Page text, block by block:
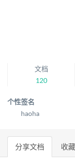
文档
120
个性签名
haoha
分享文档 收